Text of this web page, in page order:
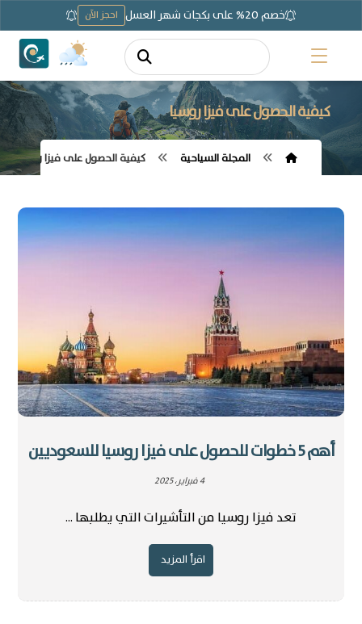
خصم 20% على بكجات شهر العسل احجز الآن
كيفية الحصول على فيزا روسيا
المجلة السياحية كيفية الحصول على فيزا روسيا
أهم 5 خطوات للحصول على فيزا روسيا للسعوديين
4 فبراير، 2025
تعد فيزا روسيا من التأشيرات التي يطلبها ...
اقرأ المزيد